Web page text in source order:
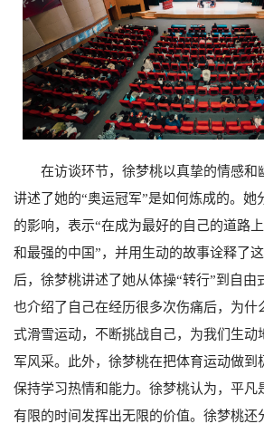
在访谈环节，徐梦桃以真挚的情感和
讲述了她的“奥运冠军”是如何炼成的。她
的影响，表示“在成为最好的自己的道路
和最强的中国”，并用生动的故事诠释了
后，徐梦桃讲述了她从体操“转行”到自由
也介绍了自己在经历很多次伤痛后，为什
式滑雪运动，不断挑战自己，为我们生动
军风采。此外，徐梦桃在把体育运动做到
保持学习热情和能力。徐梦桃认为，平凡
有限的时间发挥出无限的价值。徐梦桃还